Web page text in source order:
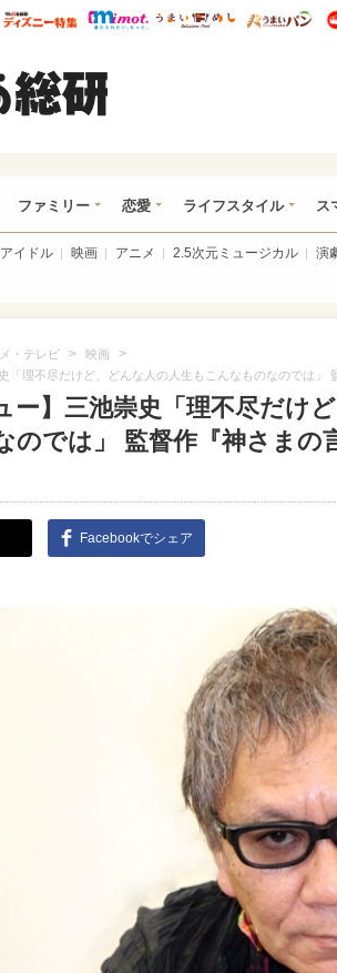
研
ハピママ* ウレぴあ総研 ディズニー特集
mimot. うまいめし
ファミリー 恋愛 ライフスタイル ス
アイドル 映画 アニメ 2.5次元ミュージカル 演
・テレビ > 映画 >
「理不尽だけど、どんな人の人生もこんなものなのでは」
ー】三池崇史「理不尽だけ
のでは」 監督作『神さまの
Facebookでシェア